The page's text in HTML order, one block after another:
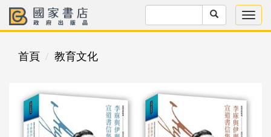
首頁 教育文化